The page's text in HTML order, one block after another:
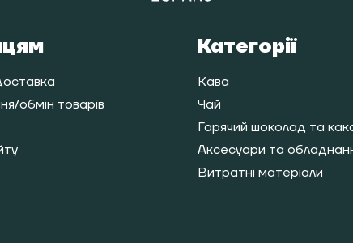
обмін товарів
Категорії
Кава
Чай
Гарячий шоколад та
Аксесуари та
Витратні матеріали